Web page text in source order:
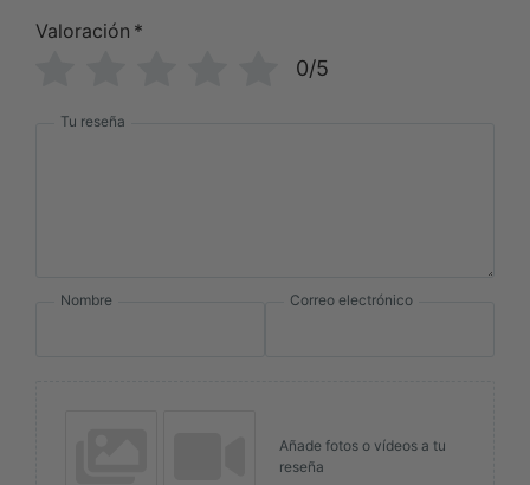
Valoración *
0/5
Tu reseña
Nombre Correo electrónico
Añade fotos o vídeos a tu
reseña